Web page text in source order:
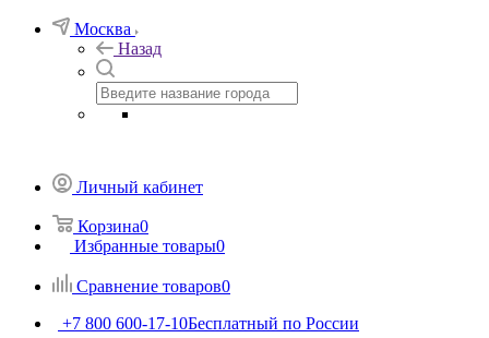
Москва
Назад
Личный кабинет
Корзина0
Избранные товары0
Сравнение товаров0
+7 800 600-17-10Бесплатный по России